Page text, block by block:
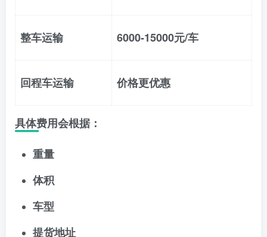
整车运输 6000-15000元/车
回程车运输 价格更优惠
具体费用会根据：
重量
体积
车型
提货地址